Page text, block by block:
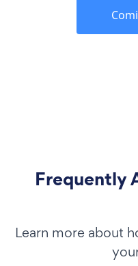
Frequently
Learn more about